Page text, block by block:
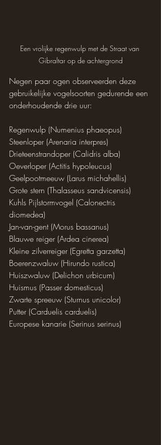
Een vrolijke regenwulp met de Straat van
Gibraltar op de achtergrond
Negen paar ogen observeerden deze
gebruikelijke vogelsoorten gedurende een
onderhoudende drie uur:
Regenwulp (Numenius phaeopus)
Steenloper (Arenaria interpres)
Drieteenstrandoper (Calidris alba)
Oeverloper (Actitis hypoleucus)
Geelpootmeeuw (Larus michahellis)
Grote stern (Thalasseus sandvicensis)
Kuhls Pijlstormvogel (Calonectris
diomedea)
Jan-van-gent (Morus bassanus)
Blauwe reiger (Ardea cinerea)
Kleine zilverreiger (Egretta garzetta)
Boerenzwaluw (Hirundo rustica)
Huiszwaluw (Delichon urbicum)
Huismus (Passer domesticus)
Zwarte spreeuw (Sturnus unicolor)
Putter (Carduelis carduelis)
Europese kanarie (Serinus serinus)